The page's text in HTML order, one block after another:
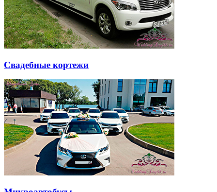
Свадебные кортежи